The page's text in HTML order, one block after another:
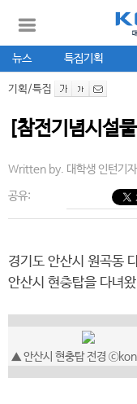
뉴스 특집기획
기획/특집
[참전기념시설
Written by. 대학생 인턴기
공유:
경기도 안산시 원곡동
안산시 현충탑을 다녀
▲ 안산시 현충탑 전경